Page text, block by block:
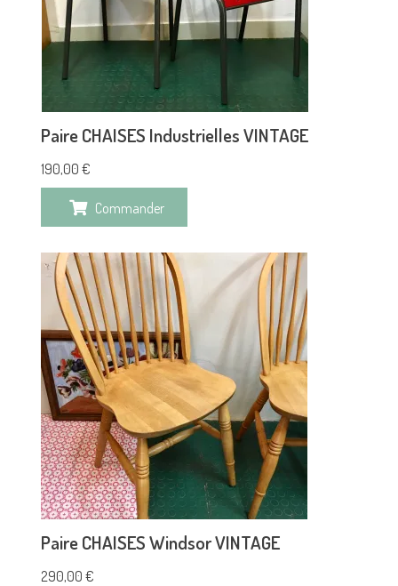
Paire CHAISES Industrielles VINTAGE
190,00 €
Commander
Paire CHAISES Windsor VINTAGE
290,00 €